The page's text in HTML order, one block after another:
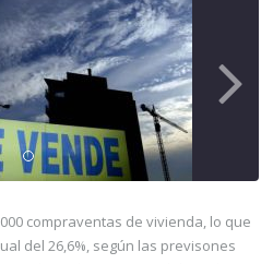
compraventas de vivienda, lo que
del 26,6%, según las previsones